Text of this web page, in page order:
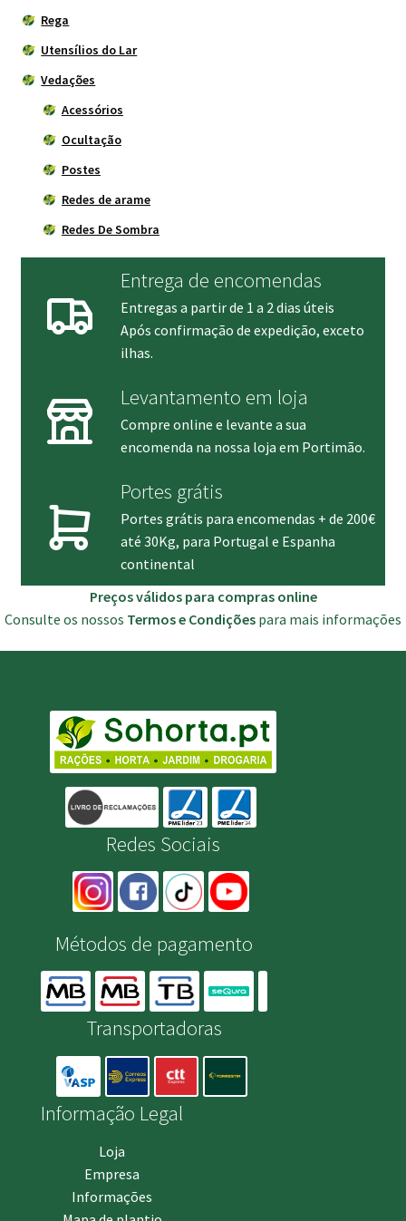
Rega
Utensílios do Lar
Vedações
Acessórios
Ocultação
Postes
Redes de arame
Redes De Sombra
Entrega de encomendas
Entregas a partir de 1 a 2 dias úteis
Após confirmação de expedição, exceto
ilhas.
Levantamento em loja
Compre online e levante a sua
encomenda na nossa loja em Portimão.
Portes grátis
Portes grátis para encomendas + de 200€
até 30Kg, para Portugal e Espanha
continental
Preços válidos para compras online
Consulte os nossos Termos e Condições para mais informações
Redes Sociais
Métodos de pagamento
Transportadoras
Informação Legal
Loja
Empresa
Informações